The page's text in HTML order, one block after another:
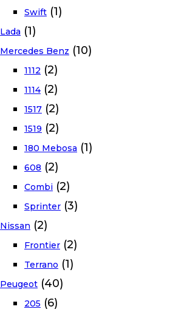
Swift (1)
Lada (1)
Mercedes Benz (10)
1112 (2)
1114 (2)
1517 (2)
1519 (2)
180 Mebosa (1)
608 (2)
Combi (2)
Sprinter (3)
Nissan (2)
Frontier (2)
Terrano (1)
Peugeot (40)
205 (6)